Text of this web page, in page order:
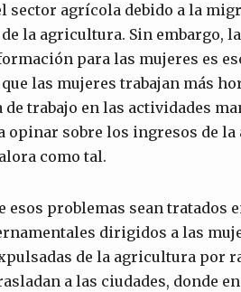
sector agrícola debido a la
la agricultura. Sin embargo,
para las mujeres es
que las mujeres trabajan más
trabajo en las actividades
opinar sobre los ingresos de
como tal.
esos problemas sean
dirigidos a las
de la agricultura por
a las ciudades, donde